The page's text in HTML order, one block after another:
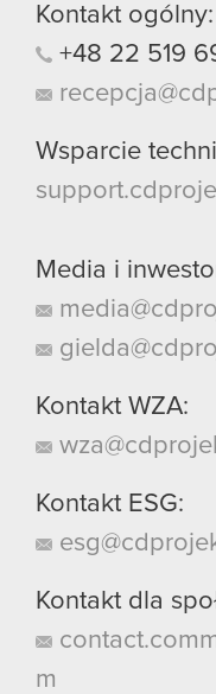
Kontakt ogólny:
+48 22 519
Wsparcie
Media i
Kontakt WZA:
Kontakt ESG:
Kontakt dla
m